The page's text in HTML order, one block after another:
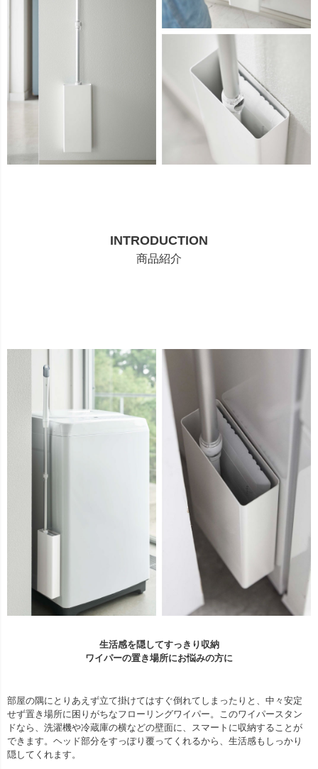
INTRODUCTION
商品紹介
生活感を隠してすっきり収納
ワイパーの置き場所にお悩みの方に
部屋の隅にとりあえず立て掛けてはすぐ倒れてしまったりと、中々安定
せず置き場所に困りがちなフローリングワイパー。このワイパースタン
ドなら、洗濯機や冷蔵庫の横などの壁面に、スマートに収納することが
できます。ヘッド部分をすっぽり覆ってくれるから、生活感もしっかり
隠してくれます。